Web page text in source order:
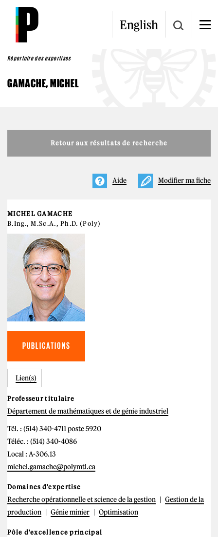
Aller au contenu principal
English
Répertoire des expertises
GAMACHE, MICHEL
Retour aux résultats de recherche
Modifier ma fiche
Aide
MICHEL GAMACHE
B.Ing., M.Sc.A., Ph.D. (Poly)
PUBLICATIONS
Lien(s)
Professeur titulaire
Département de mathématiques et de génie industriel
Tél. : (514) 340-4711 poste 5920
Téléc. : (514) 340-4086
Local : A-306.13
michel.gamache@polymtl.ca
Domaines d'expertise
Recherche opérationnelle et science de la gestion
Gestion de la
production
Génie minier Optimisation
Pôle d'excellence principal